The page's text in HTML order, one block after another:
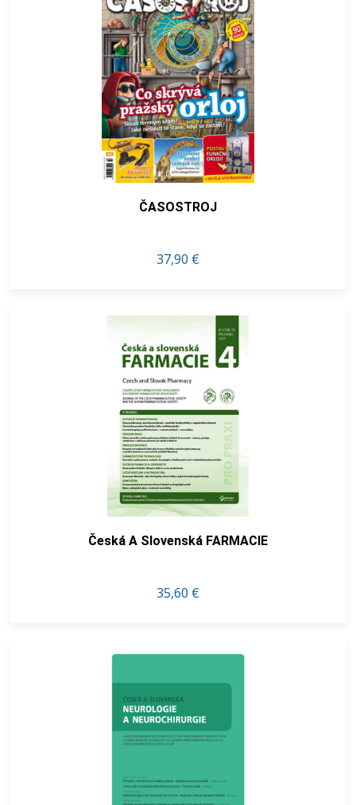
ČASOSTROJ
37,90 €
Česká A Slovenská FARMACIE
35,60 €